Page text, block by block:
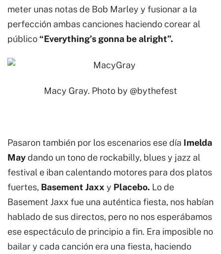
meter unas notas de Bob Marley y fusionar a la
perfección ambas canciones haciendo corear al
público“Everything’s gonna be alright”.
Macy Gray. Photo by @bythefest
Pasaron también por los escenarios ese día Imelda
Maydando un tono de rockabilly, blues y jazz al
festival e iban calentando motores para dos platos
fuertes, Basement Jaxx y Placebo. Lo de
Basement Jaxx fue una auténtica fiesta, nos habían
hablado de sus directos, pero no nos esperábamos
ese espectáculo de principio a fin. Era imposible no
bailar y cada canción era una fiesta, haciendo